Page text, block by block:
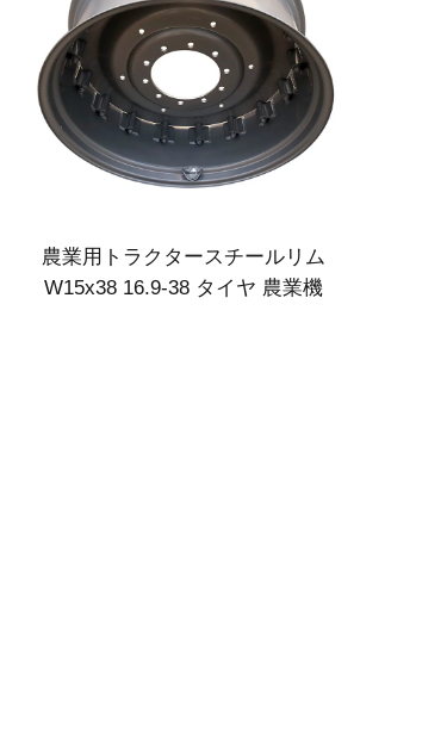
農業用トラクタースチールリム
W15x38 16.9-38 タイヤ 農業機